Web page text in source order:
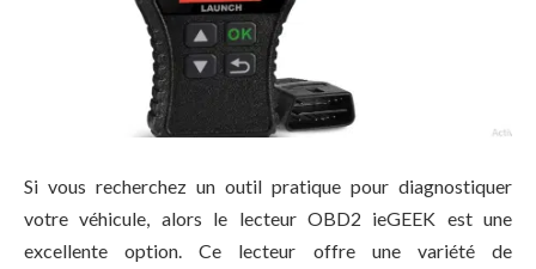
Si vous recherchez un outil pratique pour diagnostiquer
votre véhicule, alors le lecteur OBD2 ieGEEK est une
excellente option. Ce lecteur offre une variété de